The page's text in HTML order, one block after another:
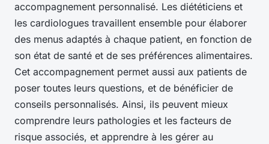
accompagnement personnalisé. Les diététiciens et
les cardiologues travaillent ensemble pour élaborer
des menus adaptés à chaque patient, en fonction de
son état de santé et de ses préférences alimentaires.
Cet accompagnement permet aussi aux patients de
poser toutes leurs questions, et de bénéficier de
conseils personnalisés. Ainsi, ils peuvent mieux
comprendre leurs pathologies et les facteurs de
risque associés, et apprendre à les gérer au